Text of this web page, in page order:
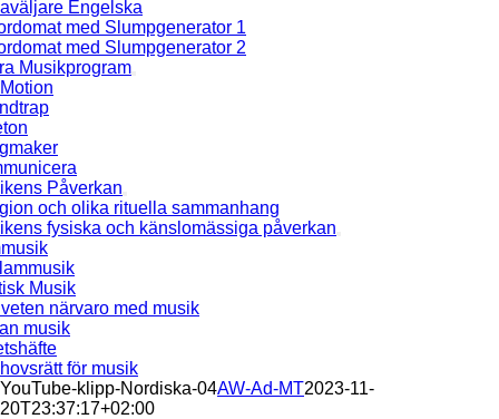
Engelska
med Slumpgenerator 1
med Slumpgenerator 2
Musikprogram
Påverkan
och olika rituella sammanhang
fysiska och känslomässiga påverkan
Musik
närvaro med musik
musik
för musik
YouTube-klipp-Nordiska-04AW-Ad-MT2023-11-
20T23:37:17+02:00